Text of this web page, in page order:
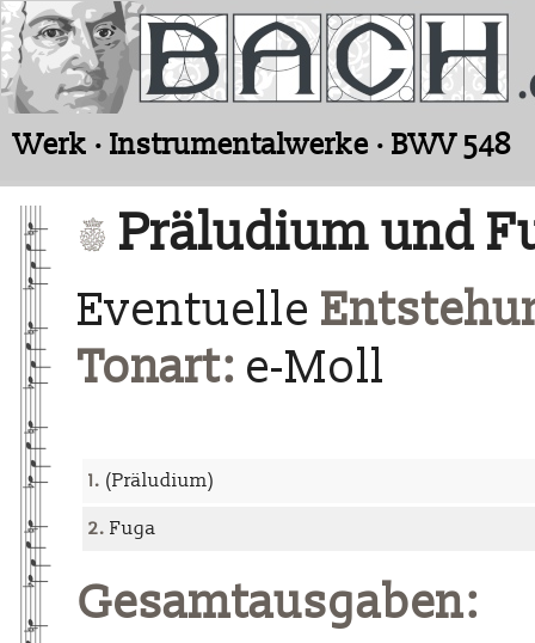
Werk · Instrumentalwerke · BWV 548
Präludium und
Eventuelle
Tonart: e-Moll
1. (Präludium)
2. Fuga
Gesamtausgaben: